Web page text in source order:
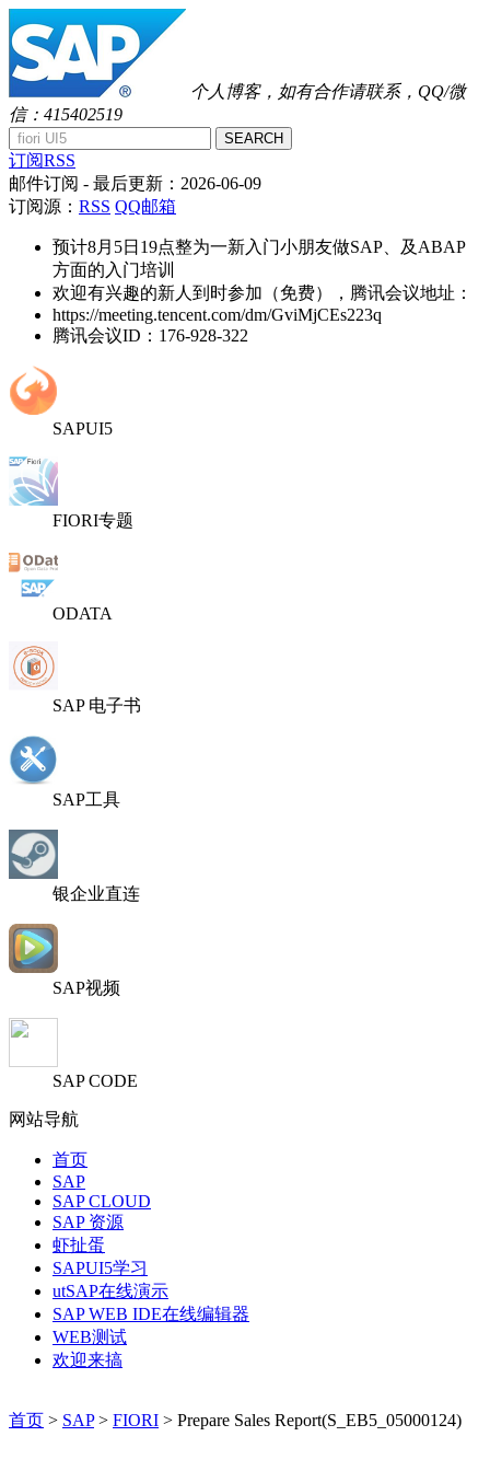
个人博客，如有合作请联系，QQ/微
信：415402519
SEARCH
订阅RSS
邮件订阅 - 最后更新： 2026-06-09
订阅源： RSS QQ邮箱
预计8月5日19点整为一新入门小朋友做SAP、及ABAP
方面的入门培训
欢迎有兴趣的新人到时参加（免费），腾讯会议地址：
https://meeting.tencent.com/dm/GviMjCEs223q
腾讯会议ID：176-928-322
SAPUI5
FIORI专题
ODATA
SAP 电子书
SAP工具
银企业直连
SAP视频
SAP CODE
网站导航
首页
SAP
SAP CLOUD
SAP 资源
虾扯蛋
SAPUI5学习
utSAP在线演示
SAP WEB IDE在线编辑器
WEB测试
欢迎来搞
首页 > SAP> FIORI > Prepare Sales Report(S_EB5_05000124)